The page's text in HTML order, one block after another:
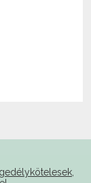
elhelyezésével
fel.